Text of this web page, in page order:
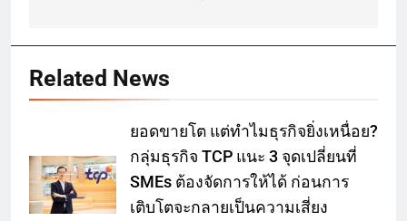
Related News
ยอดขายโต แต่ทำไมธุรกิจยิ่งเหนื่อย?
กลุ่มธุรกิจ TCP แนะ 3 จุดเปลี่ยนที่
SMEs ต้องจัดการให้ได้ ก่อนการ
เติบโตจะกลายเป็นความเสี่ยง